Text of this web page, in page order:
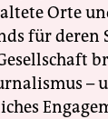
Orte
für deren
–